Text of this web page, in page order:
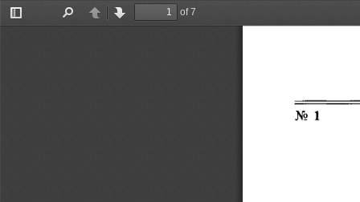
Toggle
PreviousNext
of 7
No  1